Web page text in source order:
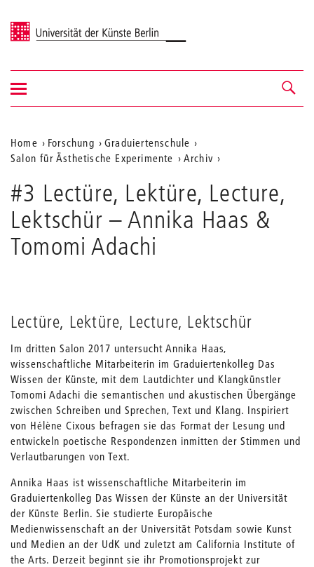
Universität der Künste Berlin
Navigation &
Suche
Navigation
ein-/ausblenden
Aktuelle
Position
auf
der
Webseite
Home Forschung
Graduiertenschule
Salon für Ästhetische Experimente
Archiv
#3 Lectüre, Lektüre, Lecture,
Lektschür – Annika Haas &
Tomomi Adachi
Lectüre, Lektüre, Lecture, Lektschür
Im dritten Salon 2017 untersucht Annika Haas,
wissenschaftliche Mitarbeiterin im Graduiertenkolleg Das
Wissen der Künste, mit dem Lautdichter und Klangkünstler
Tomomi Adachi die semantischen und akustischen Übergänge
zwischen Schreiben und Sprechen, Text und Klang. Inspiriert
von Hélène Cixous befragen sie das Format der Lesung und
entwickeln poetische Respondenzen inmitten der Stimmen und
Verlautbarungen von Text.
Annika Haas ist wissenschaftliche Mitarbeiterin im
Graduiertenkolleg Das Wissen der Künste an der Universität
der Künste Berlin. Sie studierte Europäische
Medienwissenschaft an der Universität Potsdam sowie Kunst
und Medien an der UdK und zuletzt am California Institute of
the Arts. Derzeit beginnt sie ihr Promotionsprojekt zur